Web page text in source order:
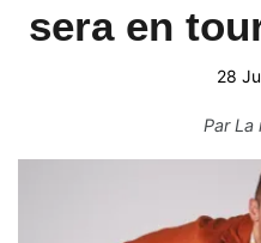
sera en
28
ParLa